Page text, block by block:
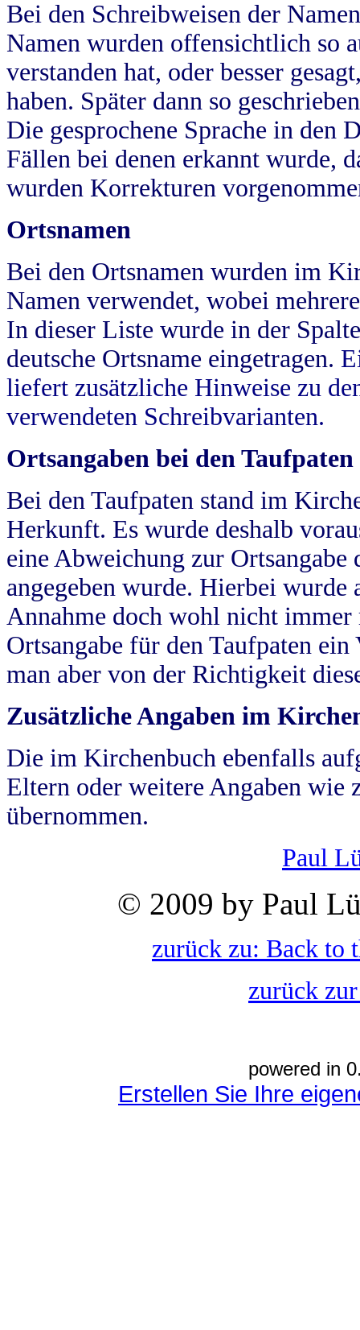
Bei den Schreibweisen der
Namen wurden offensichtlich so
verstanden hat, oder besser
haben. Später dann so
Die gesprochene Sprache in
Fällen bei denen erkannt wurde,
wurden Korrekturen
Ortsnamen
Bei den Ortsnamen wurden im
Namen verwendet, wobei
In dieser Liste wurde in der
deutsche Ortsname eingetragen.
liefert zusätzliche Hinweise zu
verwendeten Schreibvarianten.
Ortsangaben bei den Taufpaten
Bei den Taufpaten stand im
Herkunft. Es wurde deshalb
eine Abweichung zur
angegeben wurde. Hierbei wurde
Annahme doch wohl nicht
Ortsangabe für den Taufpaten
man aber von der Richtigkeit
Zusätzliche Angaben im
Die im Kirchenbuch ebenfalls
Eltern oder weitere Angaben wie
übernommen.
Paul
© 2009 by Paul
zurück zu: Back to
zurück
powered in
Erstellen Sie Ihre